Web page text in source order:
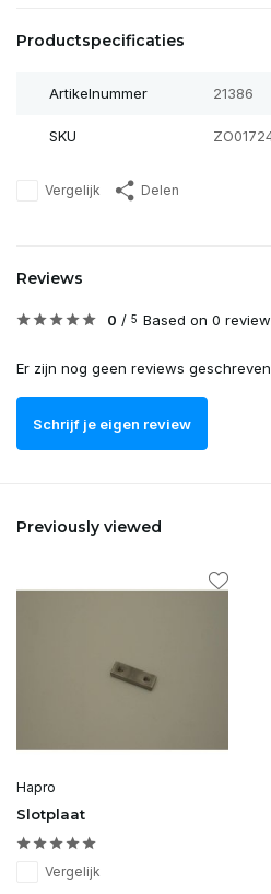
Productspecificaties
Artikelnummer 21386
SKU
Vergelijk Delen
Reviews
0 / 5 Based on 0
Er zijn nog geen reviews
Schrijf je eigen review
Previously viewed
Hapro
Slotplaat
Vergelijk